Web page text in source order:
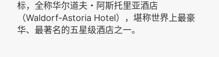
标，全称华尔道夫・阿斯托里亚酒店
（Waldorf-Astoria Hotel），堪称世界上最豪
华、最著名的五星级酒店之一。